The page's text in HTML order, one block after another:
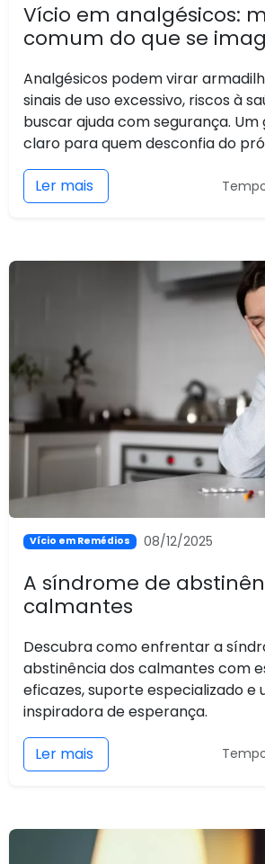
Vício em analgésicos:
comum do que se
Analgésicos podem virar
sinais de uso excessivo, riscos à
buscar ajuda com segurança. Um
claro para quem desconfia do
Ler mais
Vício em Remédios 08/12/2025
A síndrome de
calmantes
Descubra como enfrentar a
abstinência dos calmantes com
eficazes, suporte especializado e
inspiradora de esperança.
Ler mais